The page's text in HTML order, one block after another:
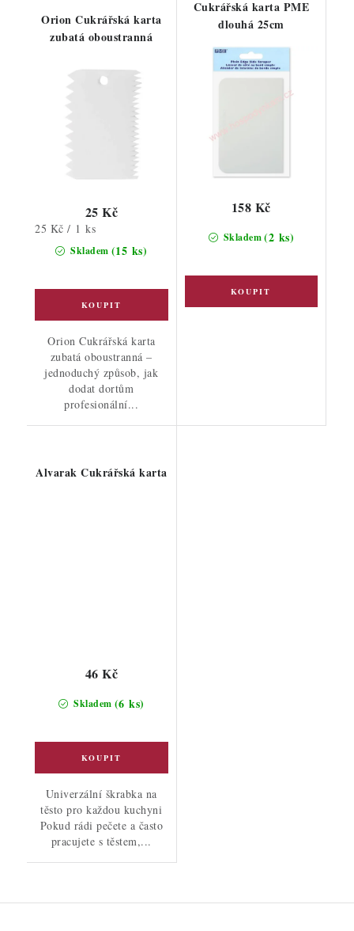
Orion Cukrářská karta
zubatá oboustranná
Skladem (15 ks)
25 Kč
Měrná
cena:
25 Kč / 1 ks
Orion Cukrářská karta
zubatá oboustranná –
jednoduchý způsob, jak
dodat dortům
profesionální...
Cukrářská karta PME
dlouhá 25cm
Skladem(2 ks)
158 Kč
Alvarak Cukrářská karta
Skladem (6 ks)
46 Kč
Univerzální škrabka na
těsto pro každou kuchyni
Pokud rádi pečete a často
pracujete s těstem,...